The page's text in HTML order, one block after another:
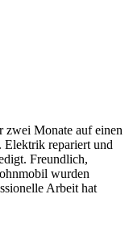
zwei Monate auf einen
Elektrik repariert und
Freundlich,
wurden
Arbeit hat